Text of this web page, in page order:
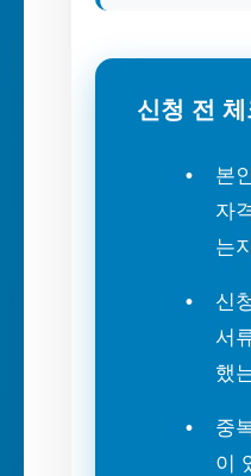
신청 전
본
자
는
신
서
했
중
이